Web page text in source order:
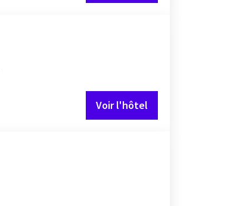
Voir l'hôtel